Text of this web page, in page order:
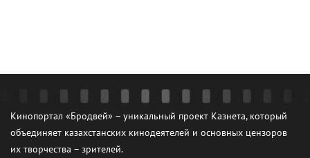
Кинопортал «Бродвей» – уникальный проект Казнета, который
объединяет казахстанских кинодеятелей и основных цензоров
их творчества – зрителей.